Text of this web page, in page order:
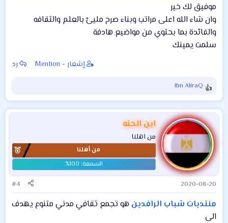
موفيق لك خير
وان شاء الله اعلى مراتب وبناء صرح مليئ بالعلم والثقافه
والفائدة بما بحتوي من مواضيع هادفة
سلمت يمينك
إشعار - Mention رد
ا
ل
ت
ف
ا
ع
ل
ا
ت
:
Ibn AliraQ
ابن الحته
من اهلنا
من أهلنا
2020-08-20
#4
منتديات شباب الرافدين هو تجمع ثقافي مدني متنوع يهدف
الى